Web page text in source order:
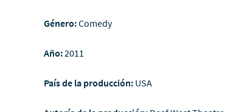
Género:Comedy
Año:2011
País de la producción: USA